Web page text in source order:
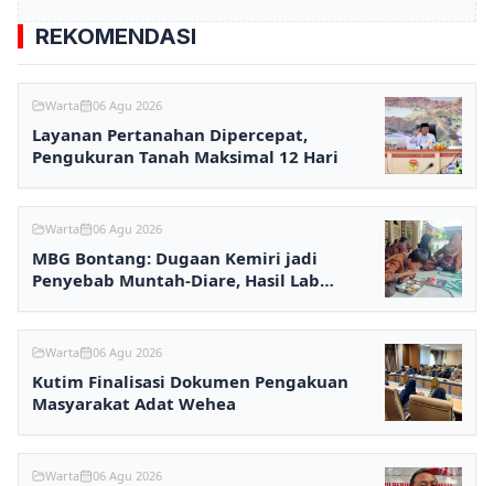
REKOMENDASI
Warta 06 Agu 2026
Layanan Pertanahan Dipercepat,
Pengukuran Tanah Maksimal 12 Hari
Warta 06 Agu 2026
MBG Bontang: Dugaan Kemiri jadi
Penyebab Muntah-Diare, Hasil Lab
Warta 06 Agu 2026
Kutim Finalisasi Dokumen Pengakuan
Masyarakat Adat Wehea
Warta 06 Agu 2026